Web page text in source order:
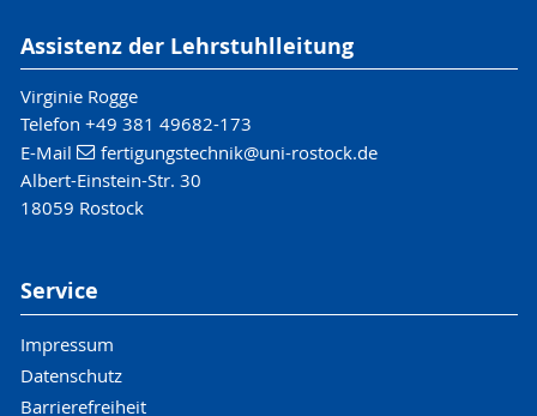
Assistenz der Lehrstuhlleitung
Virginie Rogge
Telefon +49 381 49682-173
E-Mail
fertigungstechnik@uni-rostock.de
Albert-Einstein-Str. 30
18059 Rostock
Service
Impressum
Datenschutz
Barrierefreiheit